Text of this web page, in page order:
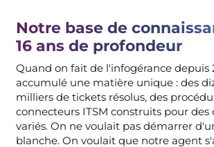
Notre base de
16 ans de profondeur
Quand on fait de l'infogérance depuis
accumulé une matière unique : des
milliers de tickets résolus, des
connecteurs ITSM construits pour des
variés. On ne voulait pas démarrer
blanche. On voulait que notre agent